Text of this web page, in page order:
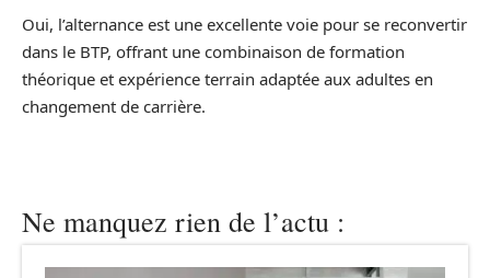
Oui, l’alternance est une excellente voie pour se reconvertir
dans le BTP, offrant une combinaison de formation
théorique et expérience terrain adaptée aux adultes en
changement de carrière.
Ne manquez rien de l’actu :